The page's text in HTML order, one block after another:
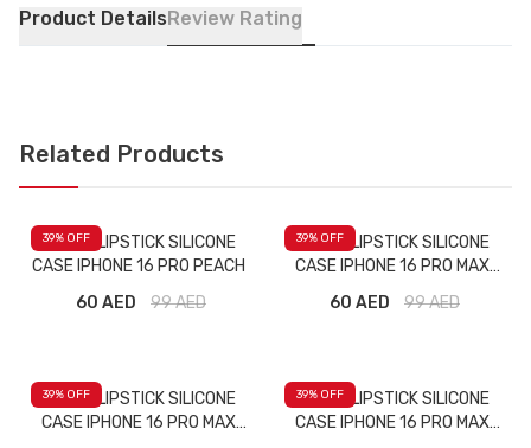
Product DetailsReview Rating
Related Products
39% OFF
RHODE LIPSTICK SILICONE
CASE IPHONE 16 PRO PEACH
60 AED
99AED
39% OFF
RHODE LIPSTICK SILICONE
CASE IPHONE 16 PRO MAX
60 AED 99AED
39% OFF
RHODE LIPSTICK SILICONE
CASE IPHONE 16 PRO MAX
39% OFF
RHODE LIPSTICK SILICONE
CASE IPHONE 16 PRO MAX